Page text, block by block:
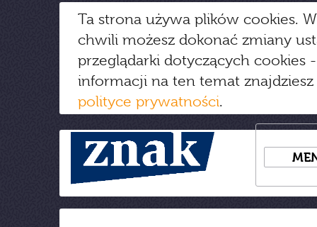
Ta strona używa plików cookies.
chwili możesz dokonać zmiany
przeglądarki dotyczących cookies
informacji na ten temat
polityce prywatności.